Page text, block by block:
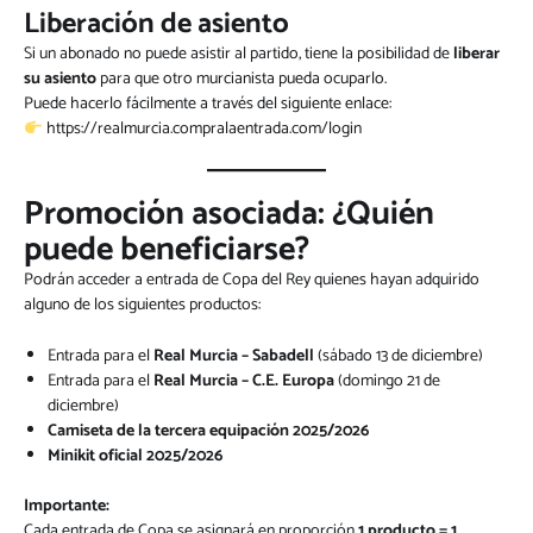
Liberación de asiento
Si un abonado no puede asistir al partido, tiene la posibilidad deliberar
su asientopara que otro murcianista pueda ocuparlo.
Puede hacerlo fácilmente a través del siguiente enlace:
https://realmurcia.compralaentrada.com/login
Promoción asociada: ¿Quién
puede beneficiarse?
Podrán acceder a entrada de Copa del Rey quienes hayan adquirido
alguno de los siguientes productos:
Entrada para elReal Murcia – Sabadell(sábado 13 de diciembre)
Entrada para elReal Murcia – C.E. Europa(domingo 21 de
diciembre)
Camiseta de la tercera equipación 2025/2026
Minikit oficial 2025/2026
Importante: